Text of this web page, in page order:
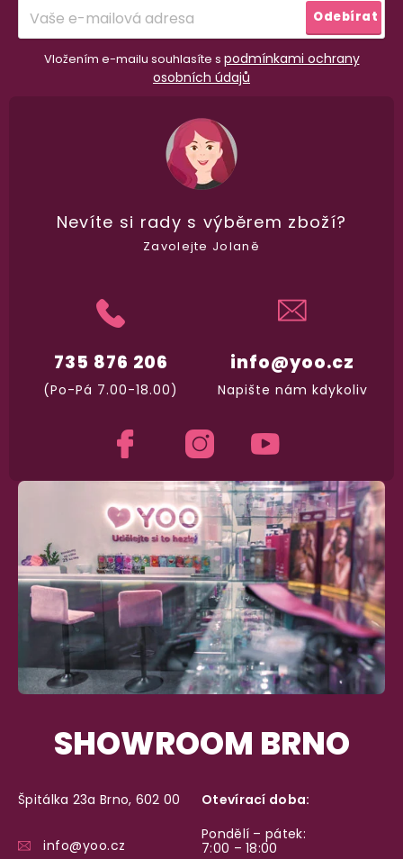
100% diskrétní balení
Nikdo nepozná, co jste si objednali. Mrkněte,
vypadá balíček
Na rychlosti záleží! Vše důležité máme
a okamžitě odesíláme.
Garance vrácení peněz
Máte30 dnína bezplatné vrácení zboží
Vložením e-mailu souhlasíte s podmínkami ochrany
osobních údajů
Odebírat
info@yoo.cz
Napište nám kdykoliv
735 876 206
(Po-Pá 7.00-18.00)
Nevíte si rady s výběrem zboží?
Zavolejte Jolaně
SHOWROOM BRNO
Špitálka 23a Brno, 602 00
info@yoo.cz
Otevírací doba:
Pondělí – pátek:
7:00 – 18:00